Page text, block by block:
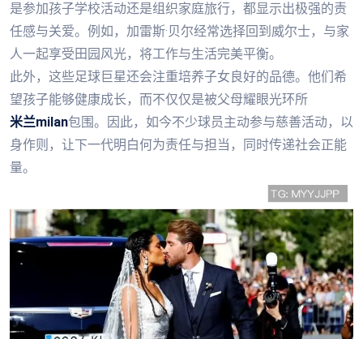
是参加孩子学校活动还是组织家庭旅行，都显示出极强的责
任感与关爱。例如，加雷斯·贝尔经常选择回到威尔士，与家
人一起享受田园风光，将工作与生活完美平衡。
此外，这些足球巨星还会注重培养子女良好的品德。他们希
望孩子能够健康成长，而不仅仅是被父母耀眼光环所
米兰milan包围。因此，如今不少球员主动参与慈善活动，以
身作则，让下一代明白何为责任与担当，同时传递社会正能
量。